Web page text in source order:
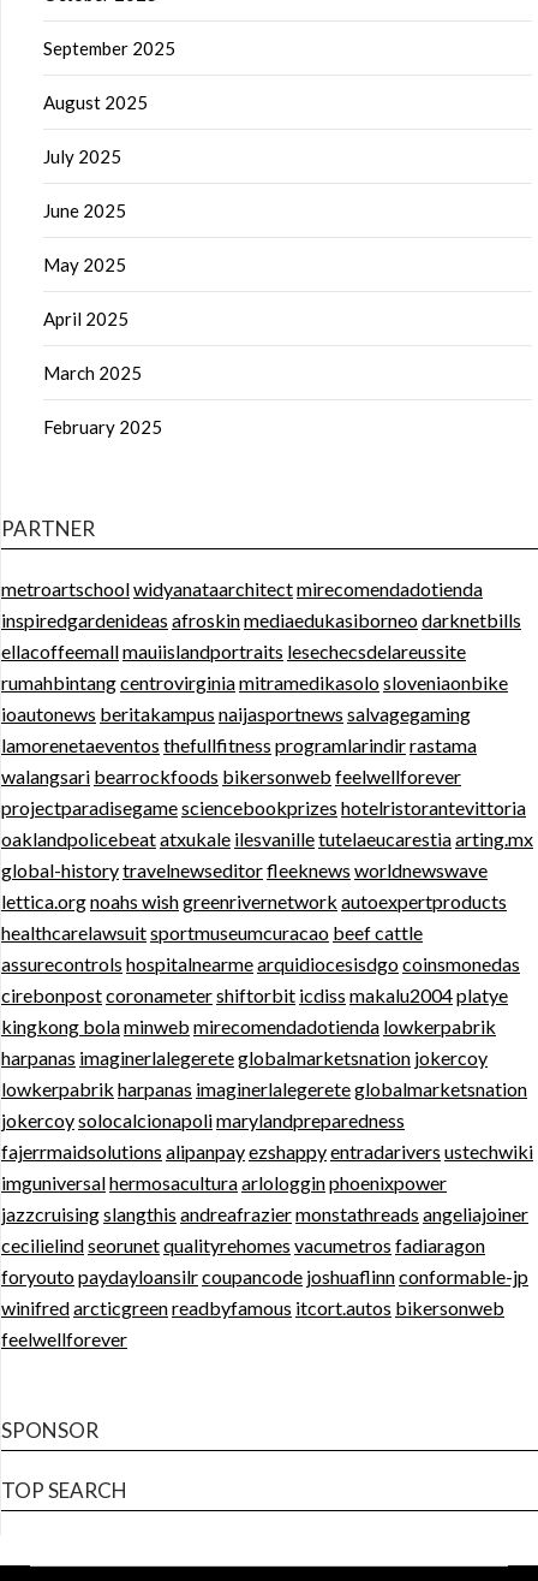
September 2025
August 2025
July 2025
June 2025
May 2025
April 2025
March 2025
February 2025
PARTNER
metroartschoolwidyanataarchitectmirecomendadotienda
inspiredgardenideas afroskinmediaedukasiborneodarknetbills
ellacoffeemallmauiislandportraits lesechecsdelareussite
rumahbintangcentrovirginiamitramedikasolosloveniaonbike
ioautonews beritakampus naijasportnews salvagegaming
lamorenetaeventos thefullfitness programlarindirrastama
walangsari bearrockfoods bikersonweb feelwellforever
projectparadisegamesciencebookprizes hotelristorantevittoria
oaklandpolicebeatatxukale ilesvanilletutelaeucarestiaarting.mx
global-historytravelnewseditorfleeknews worldnewswave
lettica.orgnoahs wishgreenrivernetwork autoexpertproducts
healthcarelawsuitsportmuseumcuracao beef cattle
assurecontrols hospitalnearmearquidiocesisdgocoinsmonedas
cirebonpostcoronametershiftorbit icdiss makalu2004platye
kingkong bolaminweb mirecomendadotienda lowkerpabrik
harpanas imaginerlalegereteglobalmarketsnation jokercoy
lowkerpabrik harpanas imaginerlalegereteglobalmarketsnation
jokercoysolocalcionapolimarylandpreparedness
fajerrmaidsolutions alipanpayezshappyentradarivers ustechwiki
imguniversalhermosaculturaarlologginphoenixpower
jazzcruisingslangthis andreafraziermonstathreads angeliajoiner
cecilielindseorunetqualityrehomes vacumetros fadiaragon
foryoutopaydayloansilrcoupancode joshuaflinnconformable-jp
winifredarcticgreenreadbyfamous itcort.autos bikersonweb
feelwellforever
SPONSOR
TOP SEARCH